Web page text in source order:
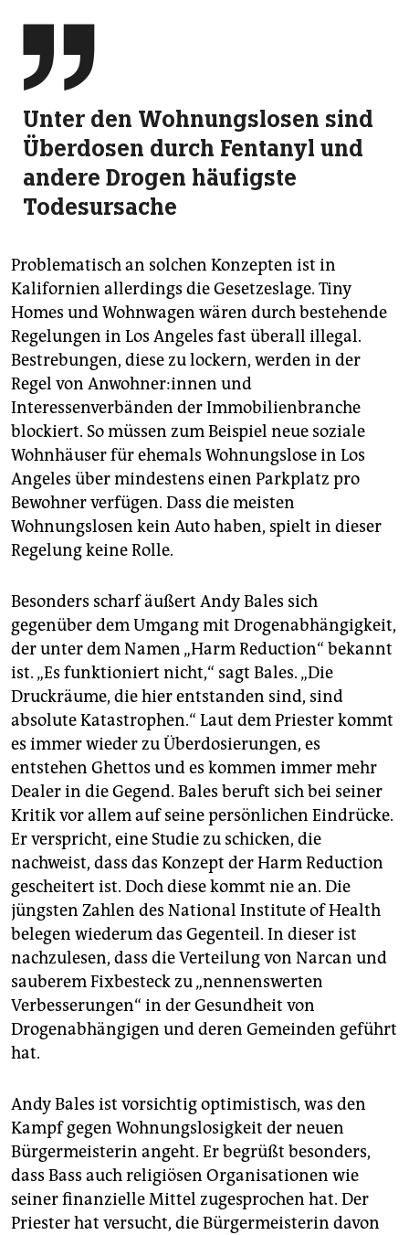

Unter den Wohnungslosen sind
Überdosen durch Fentanyl und
andere Drogen häufigste
Todesursache
Problematisch an solchen Konzepten ist in
Kalifornien allerdings die Gesetzeslage. Tiny
Homes und Wohnwagen wären durch bestehende
Regelungen in Los Angeles fast überall illegal.
Bestrebungen, diese zu lockern, werden in der
Regel von An­woh­ne­r:in­nen und
Interessenverbänden der Immobilienbranche
blockiert. So müssen zum Beispiel neue soziale
Wohnhäuser für ehemals Wohnungslose in Los
Angeles über mindestens einen Parkplatz pro
Bewohner verfügen. Dass die meisten
Wohnungslosen kein Auto haben, spielt in dieser
Regelung keine Rolle.
Besonders scharf äußert Andy Bales sich
gegenüber dem Umgang mit Drogenabhängigkeit,
der unter dem Namen „Harm Reduction“ bekannt
ist. „Es funktioniert nicht,“ sagt Bales. „Die
Druckräume, die hier entstanden sind, sind
absolute Katastrophen.“ Laut dem Priester kommt
es immer wieder zu Überdosierungen, es
entstehen Ghettos und es kommen immer mehr
Dealer in die Gegend. Bales beruft sich bei seiner
Kritik vor allem auf seine persönlichen Eindrücke.
Er verspricht, eine Studie zu schicken, die
nachweist, dass das Konzept der Harm Reduction
gescheitert ist. Doch diese kommt nie an. Die
jüngsten Zahlen des National Institute of Health
belegen wiederum das Gegenteil. In dieser ist
nachzulesen, dass die Verteilung von Narcan und
sauberem Fixbesteck zu „nennenswerten
Verbesserungen“ in der Gesundheit von
Drogenabhängigen und deren Gemeinden geführt
hat.
Andy Bales ist vorsichtig optimistisch, was den
Kampf gegen Wohnungslosigkeit der neuen
Bürgermeisterin angeht. Er begrüßt besonders,
dass Bass auch religiösen Organisationen wie
seiner finanzielle Mittel zugesprochen hat. Der
Priester hat versucht, die Bürgermeisterin davon